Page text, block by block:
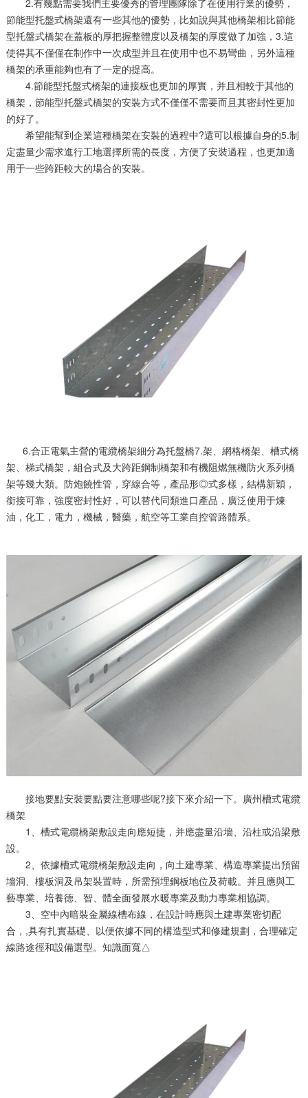
2.有幾點需要我們主要優秀的管理團隊除了在使用行業的優勢，
節能型托盤式橋架還有一些其他的優勢，比如說與其他橋架相比節能
型托盤式橋架在蓋板的厚把握整體度以及橋架的厚度做了加強，3.這
使得其不僅僅在制作中一次成型并且在使用中也不易彎曲，另外這種
橋架的承重能夠也有了一定的提高。
4.節能型托盤式橋架的連接板也更加的厚實，并且相較于其他的
橋架，節能型托盤式橋架的安裝方式不僅僅不需要而且其密封性更加
的好了。
希望能幫到企業這種橋架在安裝的過程中?還可以根據自身的5.制
定盡量少需求進行工地選擇所需的長度，方便了安裝過程，也更加適
用于一些跨距較大的場合的安裝。
6.合正電氣主營的電纜橋架細分為托盤橋7.架、網格橋架、槽式橋
架、梯式橋架，組合式及大跨距鋼制橋架和有機阻燃無機防火系列橋
架等幾大類。防炮饒性管，穿線合等，產品形◎式多樣，結構新穎，
銜接可靠，強度密封性好，可以替代同類進口產品，廣泛使用于煉
油，化工，電力，機械，醫藥，航空等工業自控管路體系。
接地要點安裝要點要注意哪些呢?接下來介紹一下。廣州槽式電纜
橋架
1、槽式電纜橋架敷設走向應短捷，并應盡量沿墻、沿柱或沿梁敷
設。
2、依據槽式電纜橋架敷設走向，向土建專業、構造專業提出預留
墻洞、樓板洞及吊架裝置時，所需預埋鋼板地位及荷載。并且應與工
藝專業、培養德、智、體全面發展水暖專業及動力專業相協調。
3、空中內暗裝金屬線槽布線，在設計時應與土建專業密切配
合，,具有扎實基礎、以便依據不同的構造型式和修建規劃，合理確定
線路途徑和設備選型。知識面寬△